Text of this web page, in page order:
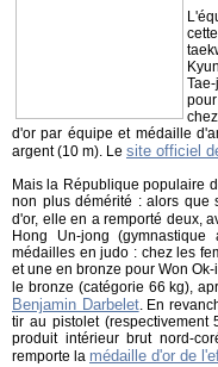
d'or par équipe et médaille
argent (10 m). Le site officiel
Mais la République populaire
non plus démérité : alors que
d'or, elle en a remporté deux,
Hong Un-jong
médailles en judo : chez les
et une en bronze pour Won
le bronze (catégorie 66 kg),
Benjamin Darbelet. En
tir au pistolet
produit intérieur brut nord-
remporte la médaille d'or de